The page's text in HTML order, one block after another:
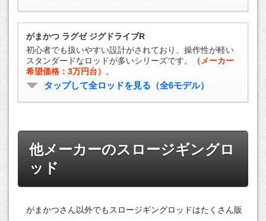
がまかつ ラグゼ ジグドライブR
初心者でも扱いやすい設計がされており、操作性が軽い
スタンダードなロッドが多いシリーズです。
（メーカー
希望価格：3万円台）
。
タップして全ロッドを見る（全6モデル）
他メーカーのスロージギングロ
ッド
がまかつさん以外でもスロージギングロッドはたくさん販